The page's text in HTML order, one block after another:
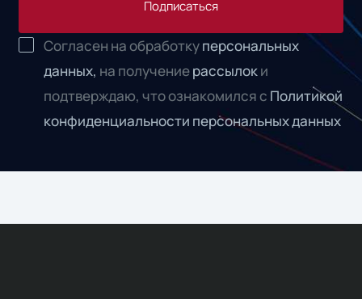
Подписаться
Согласен на обработкуперсональных
данных, на получениерассылоки
подтверждаю, что ознакомился с Политикой
конфиденциальности персональных данных